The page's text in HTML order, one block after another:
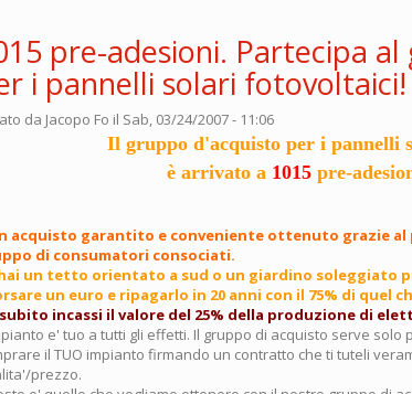
pre-adesioni. Partecipa
i pannelli solari fotovoltaici!
da Jacopo Fo il Sab, 03/24/2007 - 11:06
Il gruppo d'acquisto per i pannelli
è arrivato a 1015pre-
acquisto garantito e conveniente ottenuto grazie
di consumatori consociati.
un tetto orientato a sud o un giardino soleggiato
un euro e ripagarlo in 20 anni con il 75% di quel
incassi il valore del 25% della produzione di
e' tuo a tutti gli effetti. Il gruppo di acquisto serve
il TUO impianto firmando un contratto che ti tuteli
prezzo.